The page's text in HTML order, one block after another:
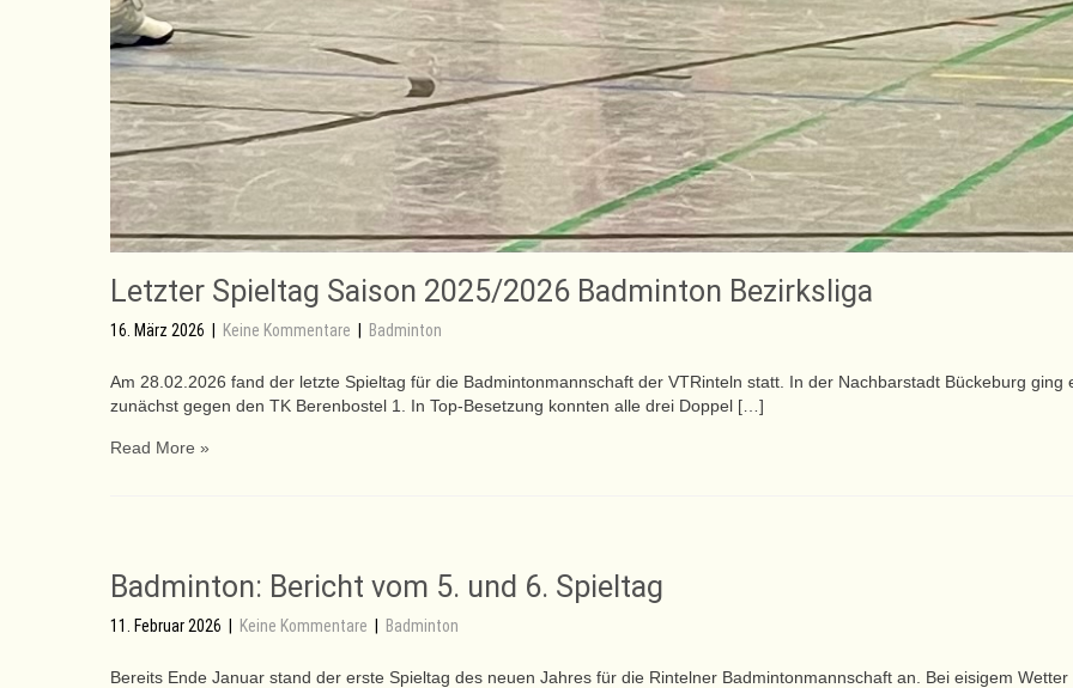
Letzter Spieltag Saison 2025/2026 Badminton Bezirksliga
16. März 2026 | Keine Kommentare | Badminton
Am 28.02.2026 fand der letzte Spieltag für die Badmintonmannschaft der VTRinteln statt. In der Nachbarstadt Bückeburg ging
zunächst gegen den TK Berenbostel 1. In Top-Besetzung konnten alle drei Doppel […]
Read More »
Badminton: Bericht vom 5. und 6. Spieltag
11. Februar 2026 | Keine Kommentare | Badminton
Bereits Ende Januar stand der erste Spieltag des neuen Jahres für die Rintelner Badmintonmannschaft an. Bei eisigem Wetter